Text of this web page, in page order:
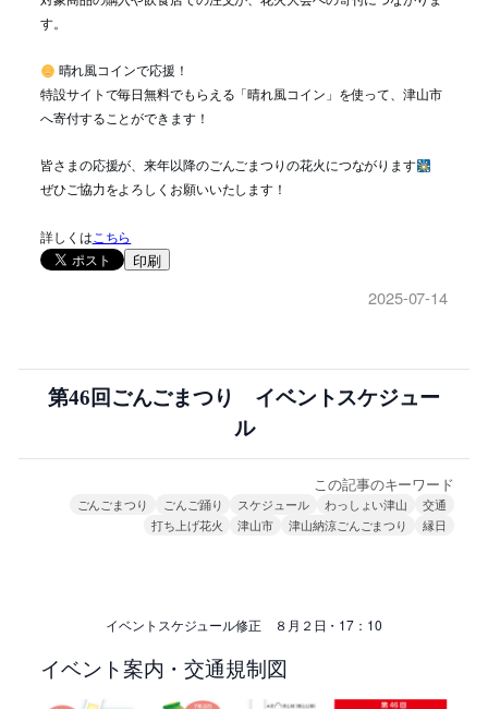
す。
晴れ風コインで応援！
特設サイトで毎日無料でもらえる「晴れ風コイン」を使って、津山市
へ寄付することができます！
皆さまの応援が、来年以降のごんごまつりの花火につながります
ぜひご協力をよろしくお願いいたします！
詳しくはこちら
印刷
2025-07-14
第46回ごんごまつり イベントスケジュー
ル
この記事のキーワード
ごんごまつり ごんご踊り スケジュール わっしょい津山
交通
打ち上げ花火
津山市 津山納涼ごんごまつり 縁日
イベントスケジュール修正 ８月２日・17：10
イベント案内・交通規制図